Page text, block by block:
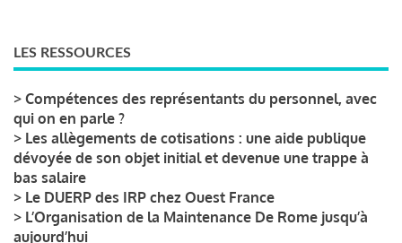
LES RESSOURCES
> Compétences des représentants du personnel, avec
qui on en parle ?
> Les allègements de cotisations : une aide publique
dévoyée de son objet initial et devenue une trappe à
bas salaire
> Le DUERP des IRP chez Ouest France
> L’Organisation de la Maintenance De Rome jusqu’à
aujourd’hui